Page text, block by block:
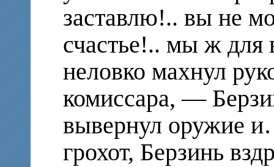
заставлю!.. вы не
счастье!.. мы ж для
неловко махнул
комиссара, —
вывернул оружие
грохот, Берзинь